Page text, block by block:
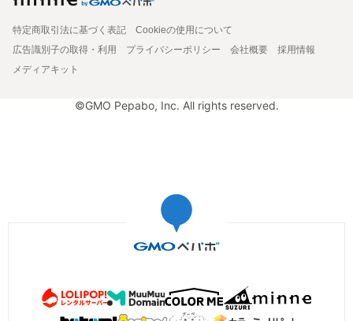
特定商取引法に基づく表記
Cookieの使用について
広告識別子の取得・利用
プライバシーポリシー 会社概要
採用情報
メディアキット
©GMO Pepabo, Inc. All rights reserved.